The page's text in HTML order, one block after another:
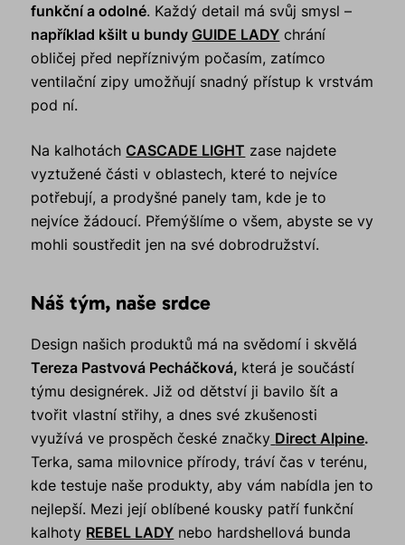
funkční a odolné. Každý detail má svůj smysl –
například kšilt u bundy GUIDE LADY chrání
obličej před nepříznivým počasím, zatímco
ventilační zipy umožňují snadný přístup k vrstvám
pod ní.
Na kalhotách CASCADE LIGHT zase najdete
vyztužené části v oblastech, které to nejvíce
potřebují, a prodyšné panely tam, kde je to
nejvíce žádoucí. Přemýšlíme o všem, abyste se vy
mohli soustředit jen na své dobrodružství.
Náš tým, naše srdce
Design našich produktů má na svědomí i skvělá
Tereza Pastvová Pecháčková, která je součástí
týmu designérek. Již od dětství ji bavilo šít a
tvořit vlastní střihy, a dnes své zkušenosti
využívá ve prospěch české značky Direct Alpine.
Terka, sama milovnice přírody, tráví čas v terénu,
kde testuje naše produkty, aby vám nabídla jen to
nejlepší. Mezi její oblíbené kousky patří funkční
kalhoty REBEL LADY nebo hardshellová bunda